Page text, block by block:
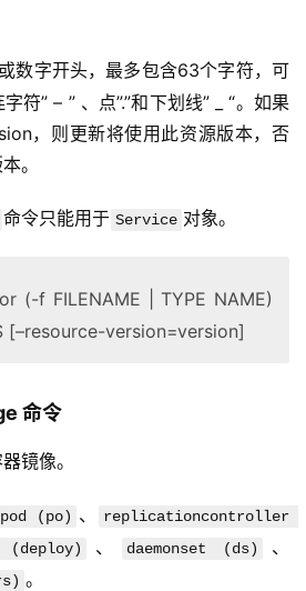
数字开头，最多包含63个字符，可
符” – ” 、点”.”和下划线” _ “。如果
，则更新将使用此资源版本，否
。
命令只能用于 Service 对象。
(-f FILENAME | TYPE NAME)
[–resource-version=version]
命令
镜像。
pod (po) 、
replicationcontroller
(deploy) 、 daemonset (ds) 、
。